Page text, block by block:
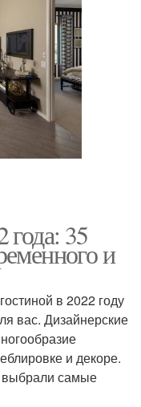
года: 35
и
в 2022 году
вас. Дизайнерские
и декоре.
самые